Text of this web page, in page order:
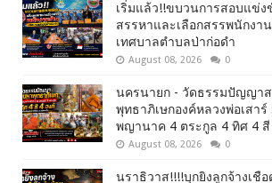
เริ่มแล้ว!!ขบวนการสอบแข่ง
สรรหาและเลือกสรรพนักงา
เทศบาลตำบลป่าก่อดำ
August 08, 2026 0
นครนายก - วัดธรรมปัญญา
พุทธาภิเษกองค์หลวงพ่อเสาร์
พญานาค 4 ตระกูล 4 ทิศ 4 สี
August 08, 2026 0
นราธิวาส!!!!บุกยิงลูกจ้างเชือ